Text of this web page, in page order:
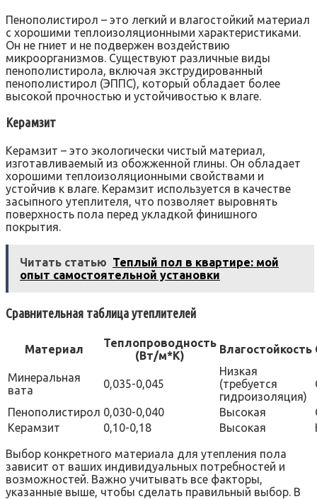
Пенополистирол – это легкий и влагостойкий материал
с хорошими теплоизоляционными характеристиками.
Он не гниет и не подвержен воздействию
микроорганизмов. Существуют различные виды
пенополистирола, включая экструдированный
пенополистирол (ЭППС), который обладает более
высокой прочностью и устойчивостью к влаге.
Керамзит
Керамзит – это экологически чистый материал,
изготавливаемый из обожженной глины. Он обладает
хорошими теплоизоляционными свойствами и
устойчив к влаге. Керамзит используется в качестве
засыпного утеплителя, что позволяет выровнять
поверхность пола перед укладкой финишного
покрытия.
Читать статью Теплый пол в квартире: мой
опыт самостоятельной установки
Сравнительная таблица утеплителей
Материал
Теплопроводность
(Вт/м*К)
Влагостойкость
Минеральная
вата
0,035-0,045
Низкая
(требуется
гидроизоляция)
Пенополистирол 0,030-0,040 Высокая
Керамзит
0,10-0,18 Высокая
Выбор конкретного материала для утепления пола
зависит от ваших индивидуальных потребностей и
возможностей. Важно учитывать все факторы,
указанные выше, чтобы сделать правильный выбор. В